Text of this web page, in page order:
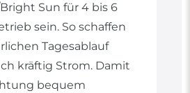
Sun für 4 bis 6
sein. So schaffen
Tagesablauf
kräftig Strom. Damit
bequem